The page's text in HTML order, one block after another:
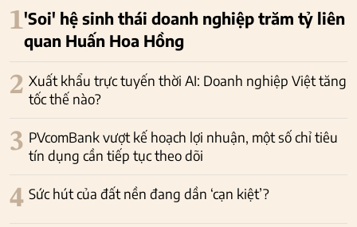
1'Soi' hệ sinh thái doanh nghiệp trăm tỷ liên
quan Huấn Hoa Hồng
2 Xuất khẩu trực tuyến thời AI: Doanh nghiệp Việt tăng
tốc thế nào?
3 PVcomBank vượt kế hoạch lợi nhuận, một số chỉ tiêu
tín dụng cần tiếp tục theo dõi
4 Sức hút của đất nền đang dần ‘cạn kiệt’?